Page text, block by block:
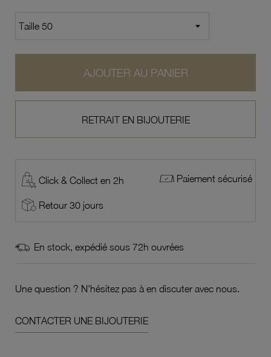
AJOUTER AU PANIER
RETRAIT EN BIJOUTERIE
Click & Collect en 2h Paiement sécurisé
Retour 30 jours
En stock, expédié sous 72h ouvrées
Une question ? N'hésitez pas à en discuter avec nous.
CONTACTER UNE BIJOUTERIE